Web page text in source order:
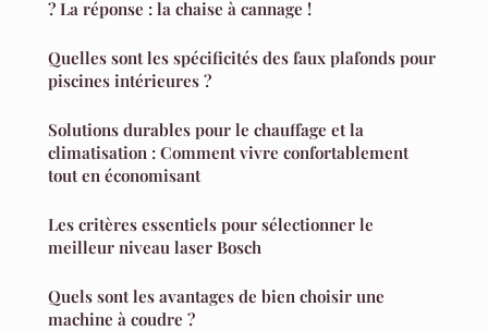
? La réponse : la chaise à cannage !
Quelles sont les spécificités des faux plafonds pour
piscines intérieures ?
Solutions durables pour le chauffage et la
climatisation : Comment vivre confortablement
tout en économisant
Les critères essentiels pour sélectionner le
meilleur niveau laser Bosch
Quels sont les avantages de bien choisir une
machine à coudre ?